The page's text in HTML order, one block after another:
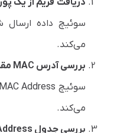
دریافت فریم از یک
سوئیچ داده ارسال
می‌کند.
بررسی آدرس MAC مقصد:
می‌کند.
بررسی جدول MAC Address: